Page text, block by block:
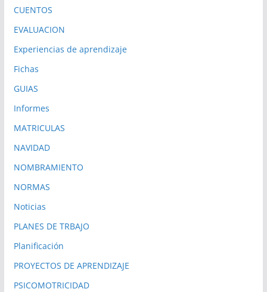
CUENTOS
EVALUACION
Experiencias de aprendizaje
Fichas
GUIAS
Informes
MATRICULAS
NAVIDAD
NOMBRAMIENTO
NORMAS
Noticias
PLANES DE TRBAJO
Planificación
PROYECTOS DE APRENDIZAJE
PSICOMOTRICIDAD